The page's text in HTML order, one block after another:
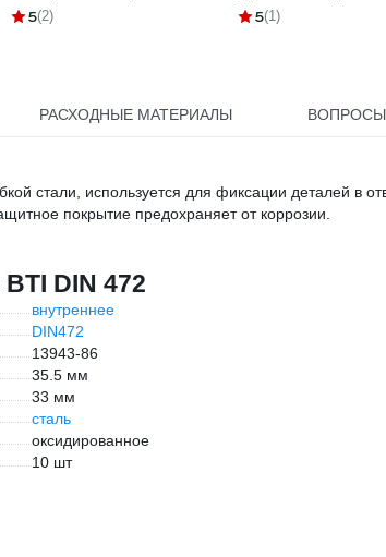
YATAFORCE YF-
5(2)
VR50412
5(1)
РАСХОДНЫЕ МАТЕРИАЛЫ ВОПРОСЫ
стали, используется для фиксации деталей в
покрытие предохраняет от коррозии.
DIN 472
внутреннее
DIN472
13943-86
35.5 мм
33 мм
сталь
оксидированное
10 шт